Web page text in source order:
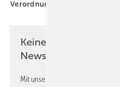
Verordnung
Keine Zeit? Kein
Newsletter!
Mit unserem Newsletter erhalten